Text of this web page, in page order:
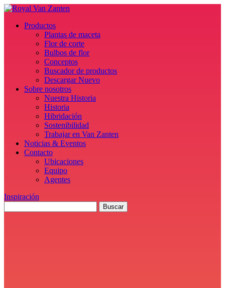
Productos
Plantas de maceta
Flor de corte
Bulbos de flor
Conceptos
Buscador de productos
Descargar Nuevo
Sobre nosotros
Nuestra Historia
Historia
Hibridación
Sostenibilidad
Trabajar en Van Zanten
Noticias & Eventos
Contacto
Ubicaciones
Equipo
Agentes
Inspiración